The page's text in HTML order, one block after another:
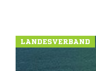
LANDESVERBAND